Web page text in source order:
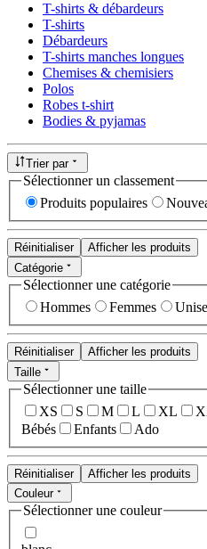
T-shirts & débardeurs
T-shirts
Débardeurs
T-shirts manches longues
Chemises & chemisiers
Polos
Robes t-shirt
Bodies & pyjamas
Trier par
Sélectionner un classement
Produits populaires
Réinitialiser
Afficher les produits
Catégorie
Sélectionner une catégorie
Hommes
Femmes
Réinitialiser
Afficher les produits
Taille
Sélectionner une taille
XS
S M L XL
Bébés
Enfants Ado
Réinitialiser
Afficher les produits
Couleur
Sélectionner une couleur